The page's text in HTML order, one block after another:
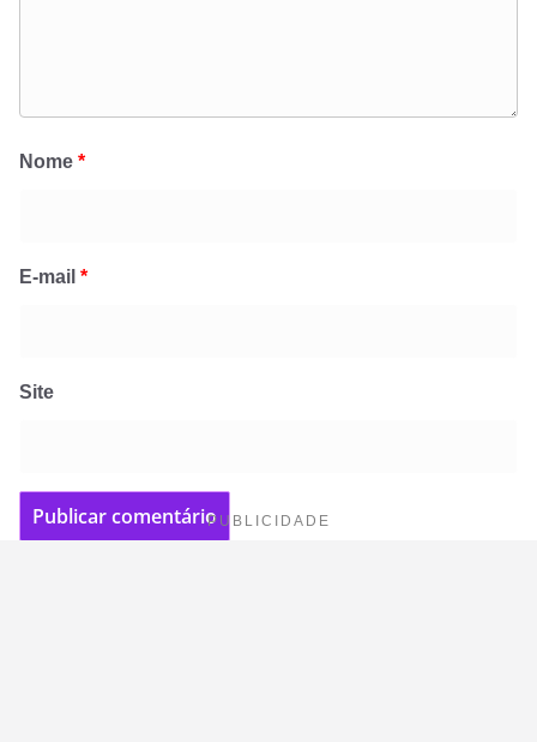
Nome *
E-mail *
Site
PUBLICIDADE